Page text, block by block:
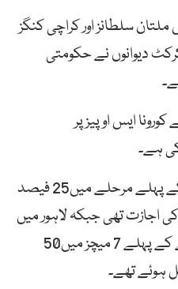
میچ میں ملتان سلطانز اور کراچی کنگز
دیوانوں نے حکومتی
ایس او پیز پر
ہے۔
یاد رہے کہ پی ایس ایل سیون کے پہلے مرحلے میں25 فیصد
اجازت تھی جبکہ لاہور میں
شروع ہونیوالے دوسرے مرحلے کے پہلے 7 میچز میں50
ہوئے تھے۔